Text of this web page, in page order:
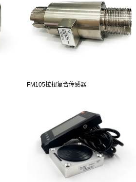
FM105拉扭复合传感器